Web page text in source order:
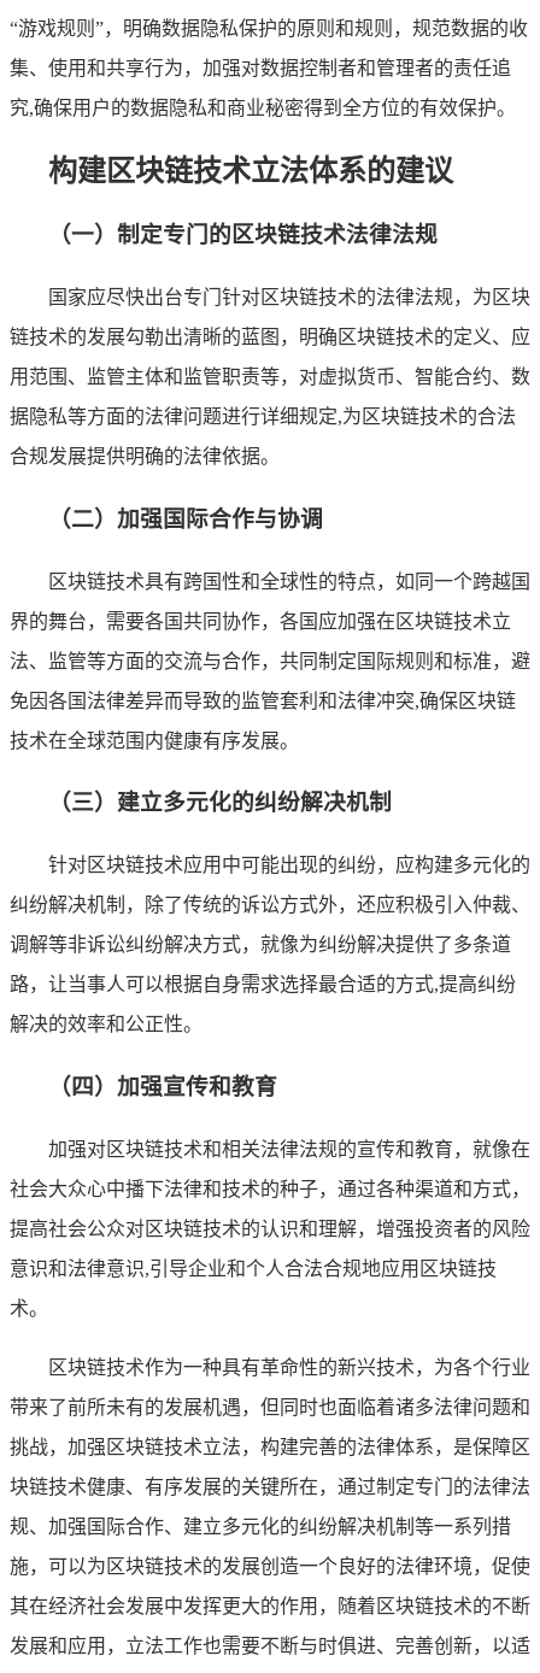
“游戏规则”，明确数据隐私保护的原则和规则，规范数据的收
集、使用和共享行为，加强对数据控制者和管理者的责任追
究,确保用户的数据隐私和商业秘密得到全方位的有效保护。
构建区块链技术立法体系的建议
（一）制定专门的区块链技术法律法规
国家应尽快出台专门针对区块链技术的法律法规，为区块
链技术的发展勾勒出清晰的蓝图，明确区块链技术的定义、应
用范围、监管主体和监管职责等，对虚拟货币、智能合约、数
据隐私等方面的法律问题进行详细规定,为区块链技术的合法
合规发展提供明确的法律依据。
（二）加强国际合作与协调
区块链技术具有跨国性和全球性的特点，如同一个跨越国
界的舞台，需要各国共同协作，各国应加强在区块链技术立
法、监管等方面的交流与合作，共同制定国际规则和标准，避
免因各国法律差异而导致的监管套利和法律冲突,确保区块链
技术在全球范围内健康有序发展。
（三）建立多元化的纠纷解决机制
针对区块链技术应用中可能出现的纠纷，应构建多元化的
纠纷解决机制，除了传统的诉讼方式外，还应积极引入仲裁、
调解等非诉讼纠纷解决方式，就像为纠纷解决提供了多条道
路，让当事人可以根据自身需求选择最合适的方式,提高纠纷
解决的效率和公正性。
（四）加强宣传和教育
加强对区块链技术和相关法律法规的宣传和教育，就像在
社会大众心中播下法律和技术的种子，通过各种渠道和方式，
提高社会公众对区块链技术的认识和理解，增强投资者的风险
意识和法律意识,引导企业和个人合法合规地应用区块链技
术。
区块链技术作为一种具有革命性的新兴技术，为各个行业
带来了前所未有的发展机遇，但同时也面临着诸多法律问题和
挑战，加强区块链技术立法，构建完善的法律体系，是保障区
块链技术健康、有序发展的关键所在，通过制定专门的法律法
规、加强国际合作、建立多元化的纠纷解决机制等一系列措
施，可以为区块链技术的发展创造一个良好的法律环境，促使
其在经济社会发展中发挥更大的作用，随着区块链技术的不断
发展和应用，立法工作也需要不断与时俱进、完善创新，以适